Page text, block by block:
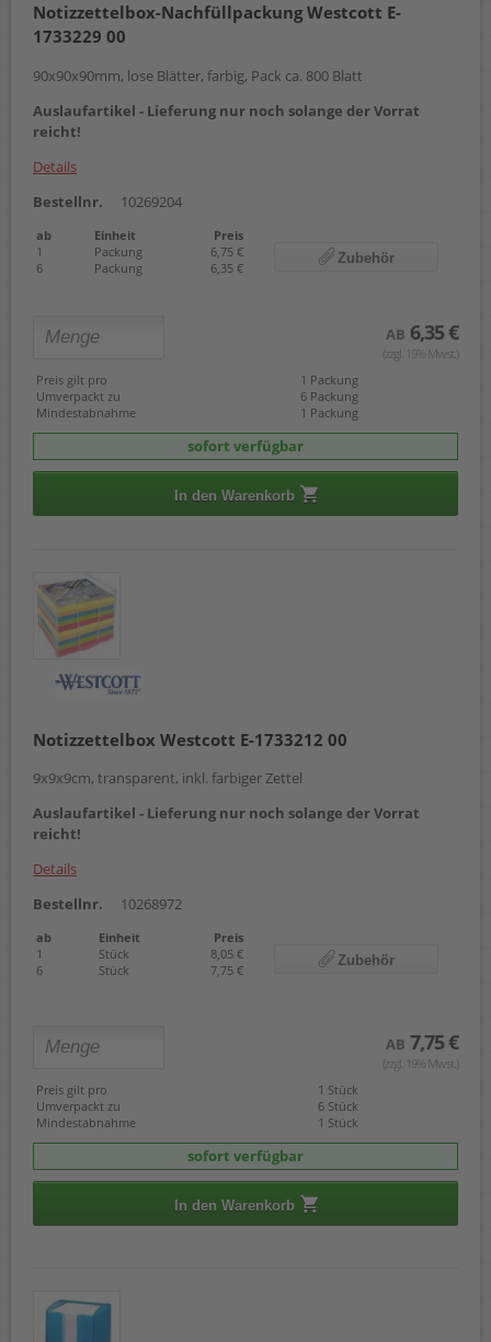
Notizzettelbox-Nachfüllpackung Westcott E-
1733229 00
90x90x90mm, lose Blätter, farbig, Pack ca. 800 Blatt
Auslaufartikel - Lieferung nur noch solange der Vorrat
reicht!
Details
Bestellnr.
10269204
ab Einheit
Preis
1
Packung
6,75 €
6
Packung 6,35 €
Zubehör
AB 6,35 €
(zzgl. 19% Mwst.)
Preis gilt pro
1 Packung
Umverpackt zu
6 Packung
Mindestabnahme
1 Packung
sofort verfügbar
In den Warenkorb
Notizzettelbox Westcott E-1733212 00
9x9x9cm, transparent, inkl. farbiger Zettel
Auslaufartikel - Lieferung nur noch solange der Vorrat
reicht!
Details
Bestellnr.
10268972
ab Einheit
Preis
1
Stück
8,05 €
6
Stück 7,75 €
Zubehör
AB 7,75 €
(zzgl. 19% Mwst.)
Preis gilt pro
1 Stück
Umverpackt zu
6 Stück
Mindestabnahme
1 Stück
sofort verfügbar
In den Warenkorb